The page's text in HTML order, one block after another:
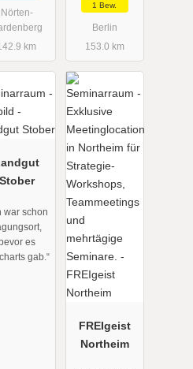
Nörten-
km
1 Bew.
Berlin
153.0 km
Stober
war schon
bevor es
gab.“
FREIgeist
Northeim